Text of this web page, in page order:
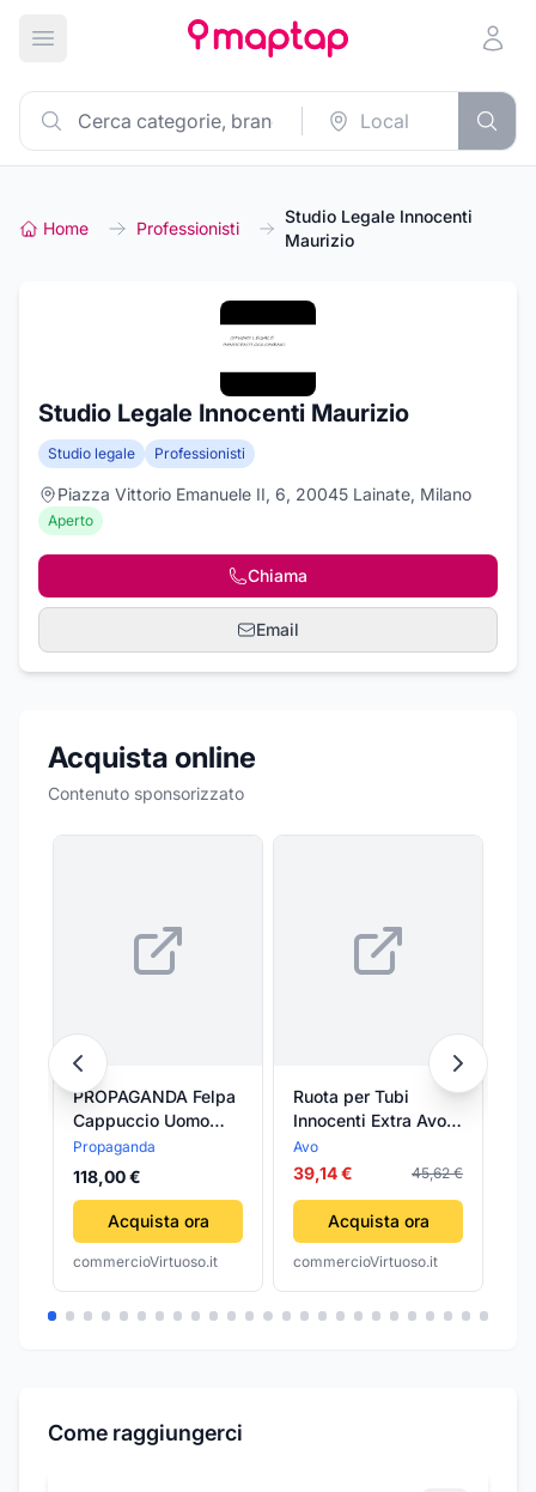
Apri menu principale
Home Professionisti
Studio Legale Innocenti
Maurizio
Studio Legale Innocenti Maurizio
Studio legale Professionisti
Piazza Vittorio Emanuele II, 6, 20045 Lainate, Milano
Aperto
Chiama
Email
Acquista online
Contenuto sponsorizzato
PROPAGANDA Felpa
Cappuccio Uomo
Innocent Hoodie
Sugar da uomo
Propaganda
118,00 €
Acquista ora
commercioVirtuoso.it
Ruota per Tubi
Innocenti Extra Avo
Ø 200
Avo
39,14 € 45,62 €
Acquista ora
commercioVirtuoso.it
Come raggiungerci